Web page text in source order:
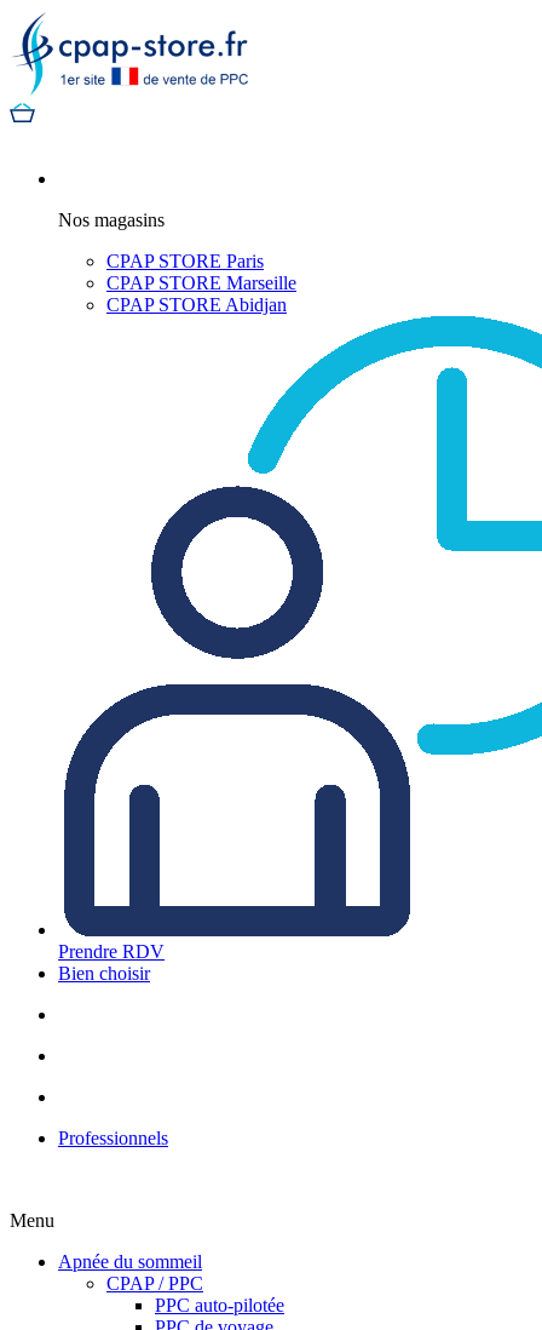
Nos magasins
CPAP STORE Paris
CPAP STORE Marseille
CPAP STORE Abidjan
Prendre RDV
Bien choisir
Professionnels
Menu
Apnée du sommeil
CPAP / PPC
PPC auto-pilotée